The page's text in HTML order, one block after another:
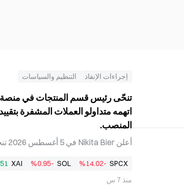
إجراءات الإنفاذ التنظيم والسياسات
اتهمه متداولو العملات المشفرة
المنصب.
استشاري. وشملت أبرز الخلافات خلال
SPCX
%14.02-
SOL
%0.95-
XAI
منذ 7 س